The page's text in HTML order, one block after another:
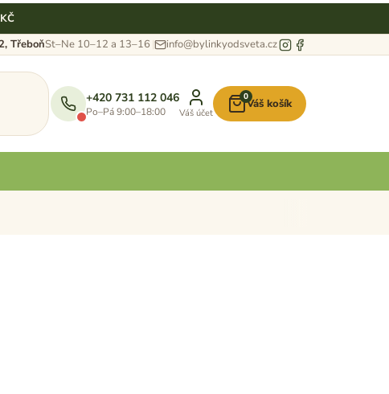
TřeboňSt–Ne 10–12 a 13–16 info@bylinkyodsveta.cz
+420 731 112 046
Po–Pá 9:00–18:00 Váš účet
Nákupní
košík
0
Váš košík